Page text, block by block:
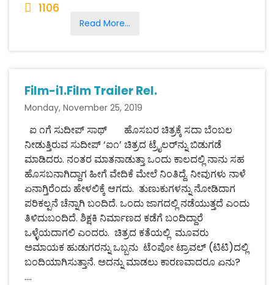
1106
Read More...
Film-i1.Film Trailer Rel.
Monday, November 25, 2019
ಐ ೧ಗೆ ಸುದೀಪ್ ಸಾಥ್ ಹೊಸಬರ ಚಿತ್ರಕ್ಕೆ ಸದಾ ಬೆಂಬಲ
ನೀಡುತ್ತಿರುವ ಸುದೀಪ್ ‘ಐ೧’ ಚಿತ್ರದ ಟ್ರೈಲರ್‌ನ್ನು ಬಿಡುಗಡೆ
ಮಾಡಿದರು. ನಂತರ ಮಾತನಾಡುತ್ತಾ ಒಂದು ಕಾಲದಲ್ಲಿ ನಾನು ಸಹ
ಹೊಸಬನಾಗಿದ್ದಾಗ ಹೀಗೆ ವೇದಿಕೆ ಮೇಲೆ ನಿಂತಿದ್ದೆ. ನೀವುಗಳು ನಾಳೆ
ಏನಾಗ್ತಿರೆಂದು ಹೇಳಲಿಕ್ಕೆ ಆಗದು. ತುಣುಕುಗಳನ್ನು ನೋಡಿದಾಗ
ಪರಿಕಲ್ಪನೆ ಚೆನ್ನಾಗಿ ಬಂದಿದೆ. ಒಂದು ಜಾಗದಲ್ಲಿ ನಡೆಯುತ್ತದೆ ಎಂದು
ತಿಳಿದುಬಂದಿದೆ. ಶಿಕ್ಷಕಿ ನಿರ್ಮಾಣದ ಕಡೆಗೆ ಬಂದಿದ್ದಾರೆ
ಒಳ್ಳೆಯದಾಗಲಿ ಎಂದರು. ಚಿತ್ರದ ಕತೆಯಲ್ಲಿ ಮೂವರು
ಅಮಾಯಕ ಹುಡುಗರನ್ನು ಒಬ್ಬನು ಟೆಂಪೋ ಟ್ರಾವಲ್ (ಟಿಟಿ)ದಲ್ಲಿ
ಬಂದಿಯಾಗಿಸುತ್ತಾನೆ. ಅದನ್ನು ಮಾಡಲು ಕಾರಣವಾದರೂ ಏನು?
....